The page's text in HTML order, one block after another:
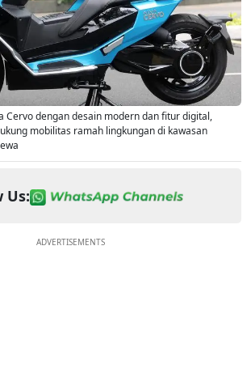
Cervo dengan desain modern dan fitur digital,
mobilitas ramah lingkungan di kawasan
Us:
ADVERTISEMENTS